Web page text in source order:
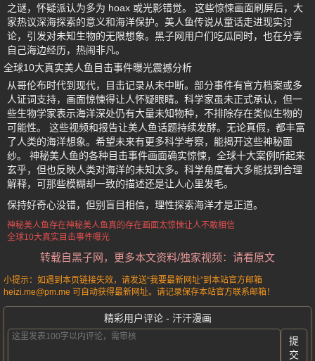
之谜，怀疑派认为多为 hoax 或光影错觉。 这些惊悚画面刷屏后，大
家热议深海探索的意义和海洋保护。美人鱼传说从童话走进现实讨
论，引发对未知生物的无限想象。黑子网用户们吃瓜同时，也在分享
自己海边经历，热闹非凡。
全球10大真实美人鱼目击事件曝光震撼分析
从哥伦布时代到现代，目击记录从未中断。部分事件有官方档案或多
人证词支持，画面惊悚得让人怀疑眼睛。科学家虽未正式承认，但一
些生物学家表示海洋深处仍有大量未知物种，不排除存在类似生物的
可能性。 这些视频和报告让美人鱼话题持续发酵。无论真假，都丰富
了人类的海洋想象。希望未来有更多科学考察，能揭开这些神秘面
纱。 神秘美人鱼的各种目击事件画面确实惊悚，全球十大案例听起来
玄乎，但也反映人类对海洋的未知太多。科学角度看大多能找到合理
解释，可那些模糊却一致的描述还是让人心里发毛。
保持好奇心没错，但别盲目相信，理性探索海洋才是正道。
神秘美人鱼存在神秘美人鱼真的存在画面太惊悚让人不敢相信
全球10大真实目击事件曝光
转载自黑子网，更多本文资料/独家视频：请看原文
小提示：如遇到本页链接失效，请发送“我要最新网址”到本站官方邮箱
heizi.me@pm.me 可自动获得最新网址。请记录保存本站官方联系邮箱！
精彩用户评论 - 汗汗漫画
提
交